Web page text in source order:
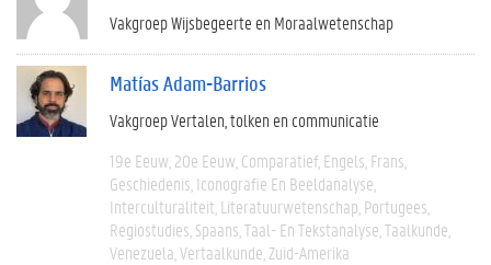
Vakgroep Wijsbegeerte en Moraalwetenschap
Matías Adam-Barrios
Vakgroep Vertalen, tolken en communicatie
19e Eeuw 20e Eeuw Comparatief Engels Frans
Geschiedenis Iconografie En Beeldanalyse
Interculturaliteit Literatuurwetenschap Portugees
Regiostudies Spaans Taal- En Tekstanalyse Taalkunde
Venezuela Vertaalkunde Zuid-Amerika